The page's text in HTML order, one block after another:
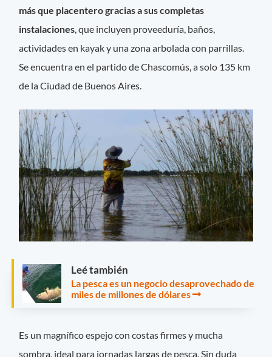
más que placentero gracias a sus completas
instalaciones, que incluyen proveeduría, baños,
actividades en kayak y una zona arbolada con parrillas.
Se encuentra en el partido de Chascomús, a solo 135 km
de la Ciudad de Buenos Aires.
Leé también
La pesca es un negocio desaprovechado de
miles de millones de dólares
Es un magnífico espejo con costas firmes y mucha
sombra, ideal para jornadas largas de pesca. Sin duda